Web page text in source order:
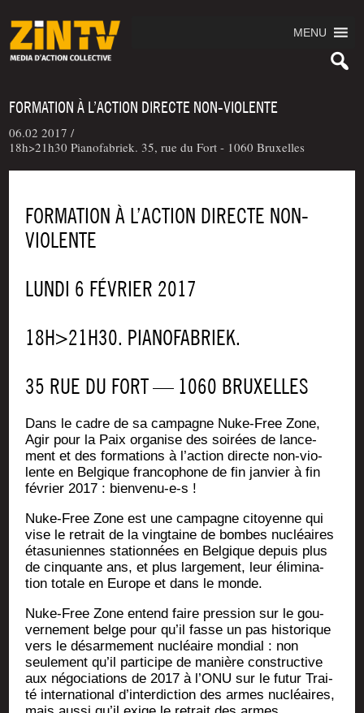
MENU
FORMATION À L’ACTION DIRECTE NON-VIOLENTE
06.02 2017 /
18h>21h30 Pianofabriek. 35, rue du Fort - 1060 Bruxelles
FORMATION À L’ACTION DIRECTE NON-
VIOLENTE
LUNDI 6 FÉVRIER 2017
18H>21H30. PIANOFABRIEK.
35 RUE DU FORT — 1060 BRUXELLES
Dans le cadre de sa cam­pagne Nuke-Free Zone,
Agir pour la Paix orga­nise des soi­rées de lan­ce­
ment et des for­ma­tions à l’action directe non-vio­
lente en Bel­gique fran­co­phone de fin jan­vier à fin
février 2017 : bien­ve­nu-e‑s !
Nuke-Free Zone est une cam­pagne citoyenne qui
vise le retrait de la ving­taine de bombes nucléaires
éta­su­niennes sta­tion­nées en Bel­gique depuis plus
de cin­quante ans, et plus lar­ge­ment, leur éli­mi­na­
tion totale en Europe et dans le monde.
Nuke-Free Zone entend faire pres­sion sur le gou­
ver­ne­ment belge pour qu’il fasse un pas his­to­rique
vers le désar­me­ment nucléaire mon­dial : non
seule­ment qu’il par­ti­cipe de manière construc­tive
aux négo­cia­tions de 2017 à l’ONU sur le futur Trai­
té inter­na­tio­nal d’interdiction des armes nucléaires,